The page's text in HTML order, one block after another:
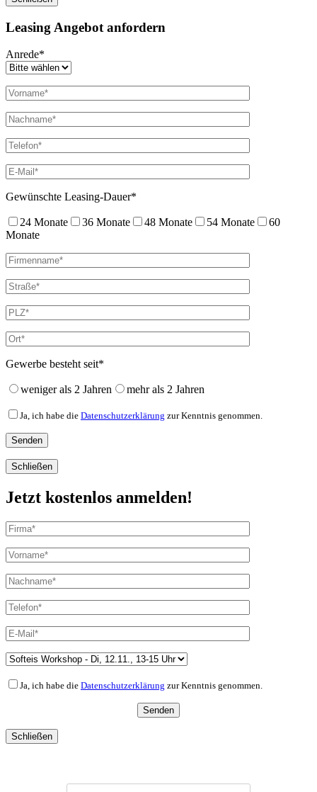
Leasing Angebot anfordern
Anrede*
Gewünschte Leasing-Dauer*
24 Monate 36 Monate 48 Monate 54 Monate
60
Monate
Gewerbe besteht seit*
weniger als 2 Jahren mehr als 2 Jahren
Ja, ich habe die Datenschutzerklärung zur Kenntnis genommen.
Schließen
Jetzt kostenlos anmelden!
Ja, ich habe die Datenschutzerklärung zur Kenntnis genommen.
Schließen